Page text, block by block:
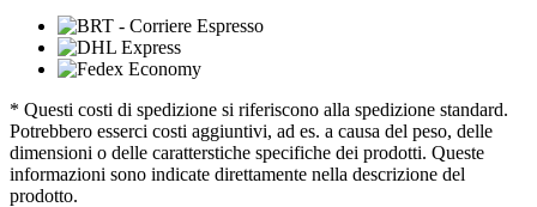
* Questi costi di spedizione si riferiscono alla spedizione standard.
Potrebbero esserci costi aggiuntivi, ad es. a causa del peso, delle
dimensioni o delle caratterstiche specifiche dei prodotti. Queste
informazioni sono indicate direttamente nella descrizione del
prodotto.